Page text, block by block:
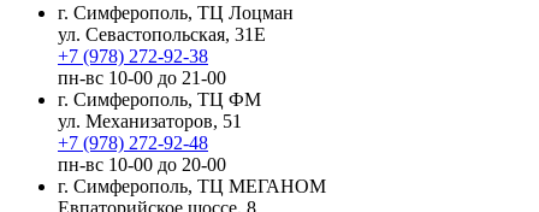
г. Симферополь, ТЦ Лоцман
ул. Севастопольская, 31Е
+7 (978) 272-92-38
пн-вс 10-00 до 21-00
г. Симферополь, ТЦ ФМ
ул. Механизаторов, 51
+7 (978) 272-92-48
пн-вс 10-00 до 20-00
г. Симферополь, ТЦ МЕГАНОМ
Евпаторийское шоссе, 8